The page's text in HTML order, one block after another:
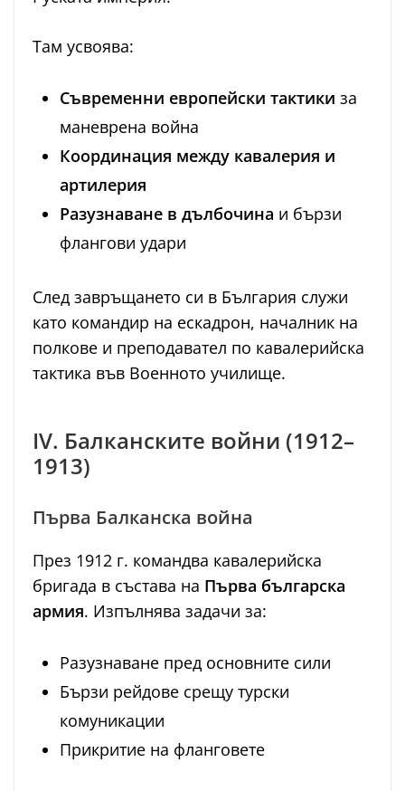
Там усвоява:
Съвременни европейски тактики за
маневрена война
Координация между кавалерия и
артилерия
Разузнаване в дълбочина и бързи
флангови удари
След завръщането си в България служи
като командир на ескадрон, началник на
полкове и преподавател по кавалерийска
тактика във Военното училище.
IV. Балканските войни (1912–
1913)
Първа Балканска война
През 1912 г. командва кавалерийска
бригада в състава на Първа българска
армия. Изпълнява задачи за:
Разузнаване пред основните сили
Бързи рейдове срещу турски
комуникации
Прикритие на фланговете